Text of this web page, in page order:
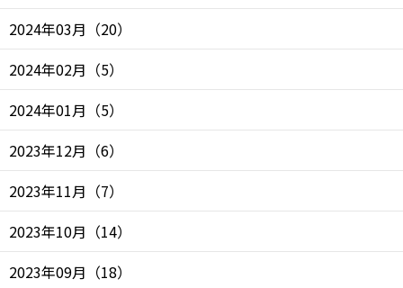
2024年03月 （20）
2024年02月 （5）
2024年01月 （5）
2023年12月 （6）
2023年11月 （7）
2023年10月 （14）
2023年09月 （18）